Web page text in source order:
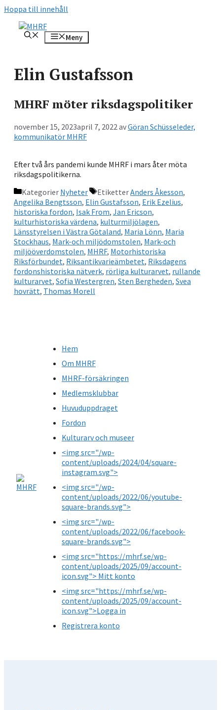
Hoppa till innehåll
Meny
Elin Gustafsson
MHRF möter riksdagspolitiker
november 15, 2023april 7, 2022 avGöran Schüsseleder,
kommunikatör MHRF
Efter två års pandemi kunde MHRF i mars åter möta
riksdagspolitikerna.
Kategorier Nyheter EtiketterAnders Åkesson,
Angelika Bengtsson, Elin Gustafsson, Erik Ezelius,
historiska fordon, Isak From, Jan Ericson,
kulturhistoriska värdena, kulturmiljölagen,
Länsstyrelsen i Västra Götaland, Maria Lönn, Maria
Stockhaus, Mark-och miljödomstolen, Mark-och
miljööverdomstolen, MHRF, Motorhistoriska
Riksförbundet, Riksantikvarieämbetet, Riksdagens
fordonshistoriska nätverk, rörliga kulturarvet, rullande
kulturarvet, Sofia Westergren, Sten Bergheden, Svea
hovrätt, Thomas Morell
Hem
Om MHRF
MHRF-försäkringen
Medlemsklubbar
Huvuduppdraget
Fordon
Kulturarv och museer
<img src="/wp-
content/uploads/2024/04/square-
instagram.svg">
<img src="/wp-
content/uploads/2022/06/youtube-
square-brands.svg">
<img src="/wp-
content/uploads/2022/06/facebook-
square-brands.svg">
<img src="https://mhrf.se/wp-
content/uploads/2025/09/account-
icon.svg"> Mitt konto
<img src="https://mhrf.se/wp-
content/uploads/2025/09/account-
icon.svg">Logga in
Registrera konto